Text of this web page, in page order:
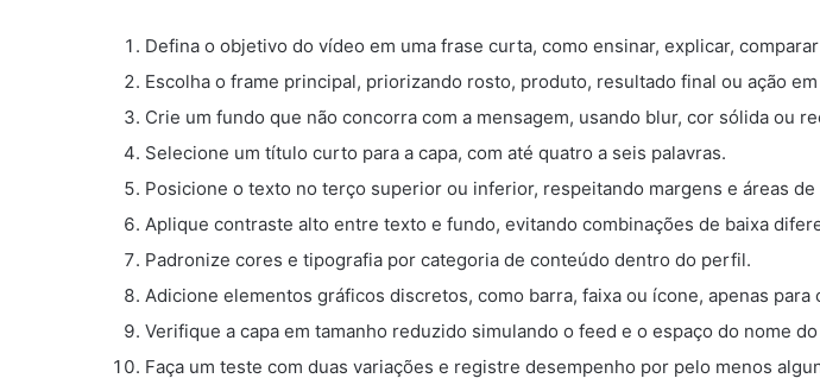
Defina o objetivo do vídeo em uma frase curta, como ensinar, explicar,
Escolha o frame principal, priorizando rosto, produto, resultado final ou ação
Crie um fundo que não concorra com a mensagem, usando blur, cor sólida ou
Selecione um título curto para a capa, com até quatro a seis palavras.
Posicione o texto no terço superior ou inferior, respeitando margens e áreas de
Aplique contraste alto entre texto e fundo, evitando combinações de baixa
Padronize cores e tipografia por categoria de conteúdo dentro do perfil.
Adicione elementos gráficos discretos, como barra, faixa ou ícone, apenas para
Verifique a capa em tamanho reduzido simulando o feed e o espaço do nome
Faça um teste com duas variações e registre desempenho por pelo menos